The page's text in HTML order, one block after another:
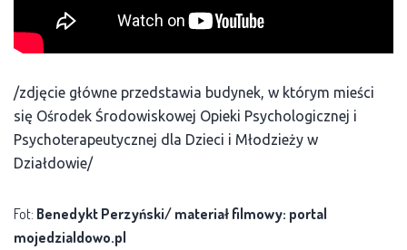
/zdjęcie główne przedstawia budynek, w którym mieści
się Ośrodek Środowiskowej Opieki Psychologicznej i
Psychoterapeutycznej dla Dzieci i Młodzieży w
Działdowie/
Fot: Benedykt Perzyński/ materiał filmowy: portal
mojedzialdowo.pl